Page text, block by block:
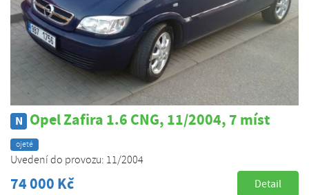
N Opel Zafira 1.6 CNG, 11/2004, 7 míst
ojeté
Uvedení do provozu: 11/2004
74 000 Kč Detail